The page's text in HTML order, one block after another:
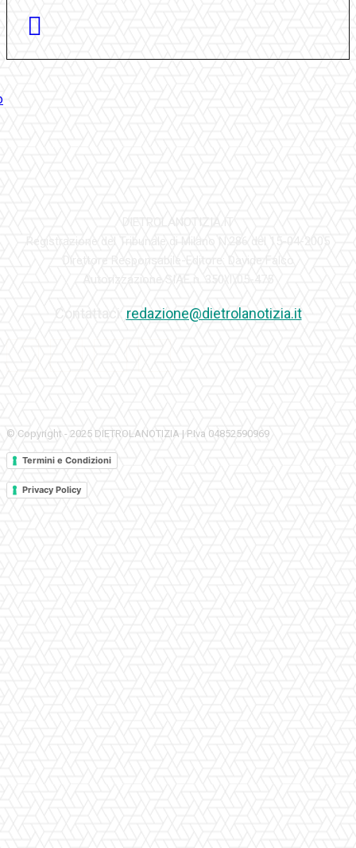
redazione@dietrolanotizia.it
© Copyright - 2025 DIETROLANOTIZIA | P.Iva 04852590969
Termini e Condizioni
Privacy Policy